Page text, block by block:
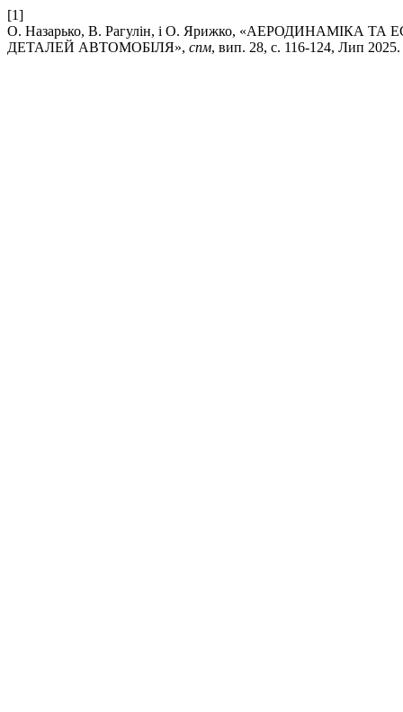
[1]
О. Назарько, В. Рагулін, і О. Ярижко,
ДЕТАЛЕЙ АВТОМОБІЛЯ», спм, вип. 28, с. 116-124, Лип 2025.